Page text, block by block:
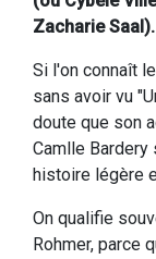
Zacharie Saal).
Si l'on connaît
sans avoir vu
doute que son
Camlle
histoire légère
On qualifie
Rohmer, parce